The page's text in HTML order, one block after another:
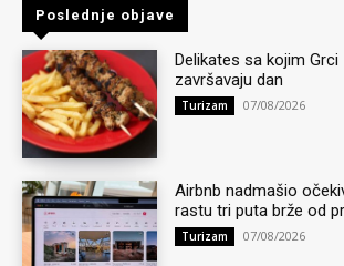
Poslednje objave
Delikates sa kojim Grci
završavaju dan
Turizam 07/08/2026
Airbnb nadmašio
rastu tri puta brže od
Turizam 07/08/2026